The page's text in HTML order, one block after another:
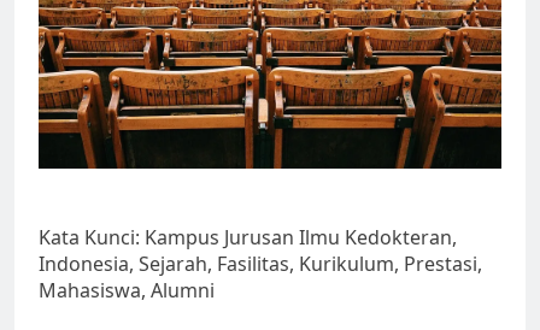
Kata Kunci: Kampus Jurusan Ilmu Kedokteran,
Indonesia, Sejarah, Fasilitas, Kurikulum, Prestasi,
Mahasiswa, Alumni